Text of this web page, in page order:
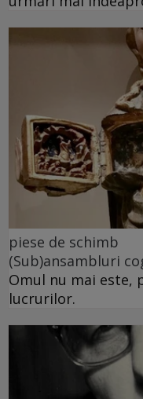
piese de schimb
(Sub)ansambluri
Omul nu mai este,
lucrurilor.